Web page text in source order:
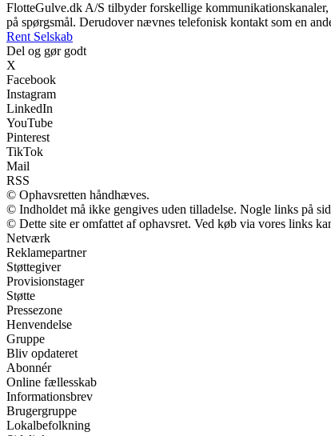
FlotteGulve.dk A/S tilbyder forskellige
på spørgsmål. Derudover nævnes telefonisk kontakt som en
Rent Selskab
Del og gør godt
X
Facebook
Instagram
LinkedIn
YouTube
Pinterest
TikTok
Mail
RSS
© Ophavsretten håndhæves.
© Indholdet må ikke gengives uden tilladelse. Nogle links på
© Dette site er omfattet af ophavsret. Ved køb via vores links
Netværk
Reklamepartner
Støttegiver
Provisionstager
Støtte
Pressezone
Henvendelse
Gruppe
Bliv opdateret
Abonnér
Online fællesskab
Informationsbrev
Brugergruppe
Lokalbefolkning